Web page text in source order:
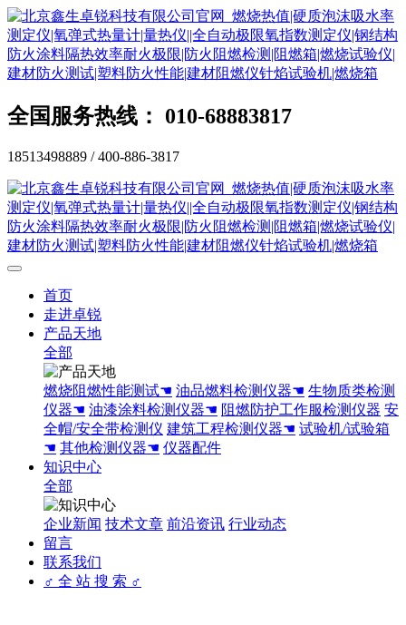
全国服务热线： 010-68883817
18513498889 / 400-886-3817
首页
走进卓锐
产品天地
全部
燃烧阻燃性能测试☚ 油品燃料检测仪器☚ 生物质类检测
仪器☚ 油漆涂料检测仪器☚ 阻燃防护工作服检测仪器 安
全帽/安全带检测仪 建筑工程检测仪器☚ 试验机/试验箱
☚ 其他检测仪器☚ 仪器配件
知识中心
全部
企业新闻 技术文章 前沿资讯 行业动态
留言
联系我们
♂ 全 站 搜 索 ♂